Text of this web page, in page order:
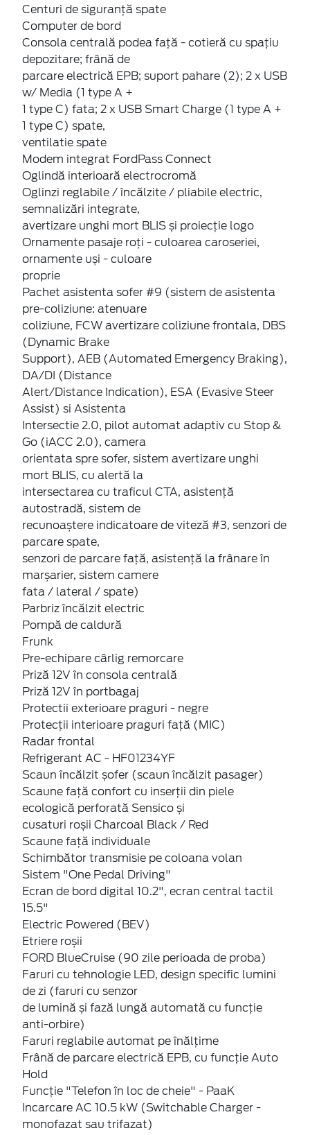
Centuri de siguranță spate
Computer de bord
Consola centrală podea față - cotieră cu spațiu
depozitare; frână de
parcare electrică EPB; suport pahare (2); 2 x USB
w/ Media (1 type A +
1 type C) fata; 2 x USB Smart Charge (1 type A +
1 type C) spate,
ventilatie spate
Modem integrat FordPass Connect
Oglindă interioară electrocromă
Oglinzi reglabile / încălzite / pliabile electric,
semnalizări integrate,
avertizare unghi mort BLIS și proiecție logo
Ornamente pasaje roți - culoarea caroseriei,
ornamente uși - culoare
proprie
Pachet asistenta sofer #9 (sistem de asistenta
pre-coliziune: atenuare
coliziune, FCW avertizare coliziune frontala, DBS
(Dynamic Brake
Support), AEB (Automated Emergency Braking),
DA/DI (Distance
Alert/Distance Indication), ESA (Evasive Steer
Assist) si Asistenta
Intersectie 2.0, pilot automat adaptiv cu Stop &
Go (iACC 2.0), camera
orientata spre sofer, sistem avertizare unghi
mort BLIS, cu alertă la
intersectarea cu traficul CTA, asistență
autostradă, sistem de
recunoaștere indicatoare de viteză #3, senzori de
parcare spate,
senzori de parcare față, asistență la frânare în
marșarier, sistem camere
fata / lateral / spate)
Parbriz încălzit electric
Pompă de caldură
Frunk
Pre-echipare cârlig remorcare
Priză 12V în consola centrală
Priză 12V în portbagaj
Protectii exterioare praguri - negre
Protecții interioare praguri față (MIC)
Radar frontal
Refrigerant AC - HF01234YF
Scaun încălzit șofer (scaun încălzit pasager)
Scaune față confort cu inserții din piele
ecologică perforată Sensico și
cusaturi roșii Charcoal Black / Red
Scaune față individuale
Schimbător transmisie pe coloana volan
Sistem "One Pedal Driving"
Ecran de bord digital 10.2", ecran central tactil
15.5"
Electric Powered (BEV)
Etriere roșii
FORD BlueCruise (90 zile perioada de proba)
Faruri cu tehnologie LED, design specific lumini
de zi (faruri cu senzor
de lumină și fază lungă automată cu funcție
anti-orbire)
Faruri reglabile automat pe înălțime
Frână de parcare electrică EPB, cu funcție Auto
Hold
Funcție "Telefon în loc de cheie" - PaaK
Incarcare AC 10.5 kW (Switchable Charger -
monofazat sau trifazat)